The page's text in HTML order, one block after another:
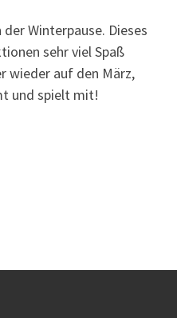
Winterpause. Dieses
sehr viel Spaß
wieder auf den März,
und spielt mit!